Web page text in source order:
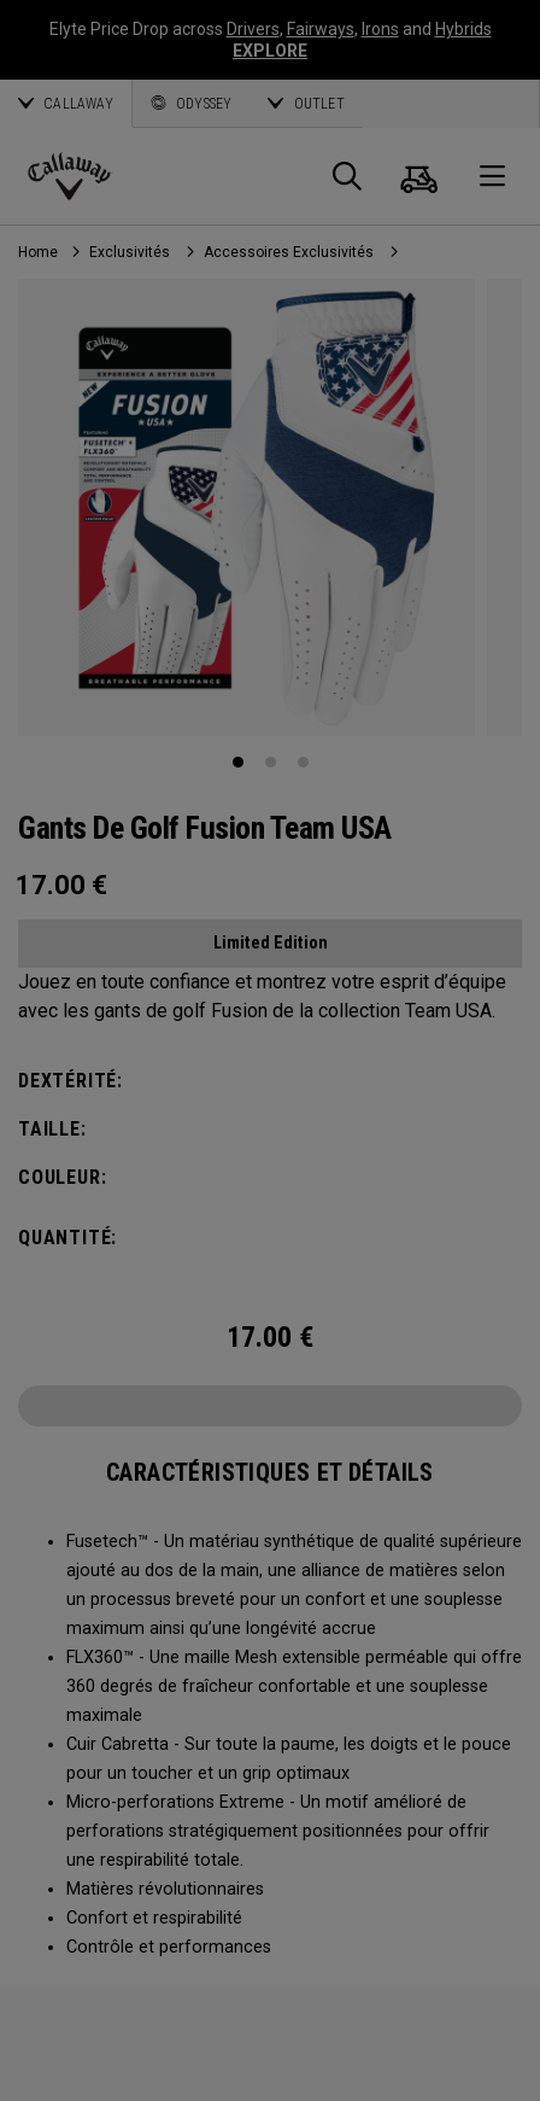
Elyte Price Drop across Drivers, Fairways, Irons and Hybrids
EXPLORE
CALLAWAY ODYSSEY OUTLET
Callaway
Golf
Panier
Home Exclusivités Accessoires Exclusivités
Gants De Golf Fusion Team USA
17.00 €
Limited Edition
Jouez en toute confiance et montrez votre esprit d’équipe
avec les gants de golf Fusion de la collection Team USA.
DEXTÉRITÉ:
TAILLE:
COULEUR:
QUANTITÉ:
17.00 €
CARACTÉRISTIQUES ET DÉTAILS
Fusetech™ - Un matériau synthétique de qualité supérieure
ajouté au dos de la main, une alliance de matières selon
un processus breveté pour un confort et une souplesse
maximum ainsi qu’une longévité accrue
FLX360™ - Une maille Mesh extensible perméable qui offre
360 degrés de fraîcheur confortable et une souplesse
maximale
Cuir Cabretta - Sur toute la paume, les doigts et le pouce
pour un toucher et un grip optimaux
Micro-perforations Extreme - Un motif amélioré de
perforations stratégiquement positionnées pour offrir
une respirabilité totale.
Matières révolutionnaires
Confort et respirabilité
Contrôle et performances